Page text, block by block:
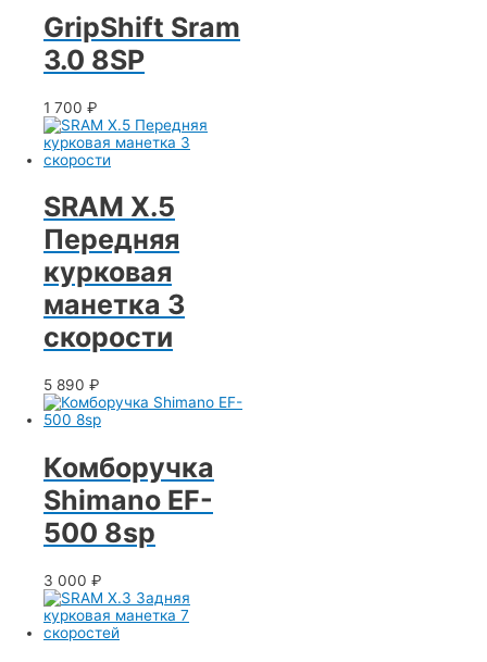
GripShift Sram
3.0 8SP
1 700 ₽
SRAM X.5
Передняя
курковая
манетка 3
скорости
5 890 ₽
Комборучка
Shimano EF-
500 8sp
3 000 ₽